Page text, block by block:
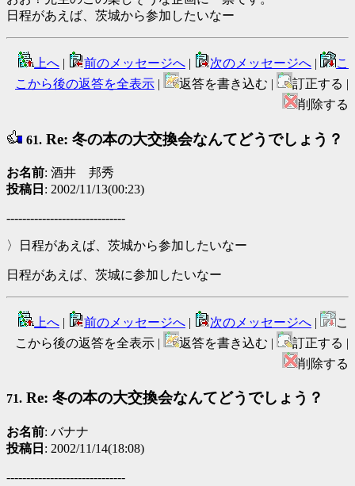
日程があえば、茨城から参加したいなー
上へ | 前のメッセージへ | 次のメッセージへ |
こ
こから後の返答を全表示 | 返答を書き込む |
訂正する |
削除する
61. Re: 冬の本の大交換会なんてどうでしょう？
お名前: 酒井 邦秀
投稿日 : 2002/11/13(00:23)
------------------------------
〉日程があえば、茨城から参加したいなー
日程があえば、茨城に参加したいなー
上へ | 前のメッセージへ | 次のメッセージへ |
こ
こから後の返答を全表示 |
返答を書き込む |
訂正する |
削除する
71. Re: 冬の本の大交換会なんてどうでしょう？
お名前: バナナ
投稿日 : 2002/11/14(18:08)
------------------------------